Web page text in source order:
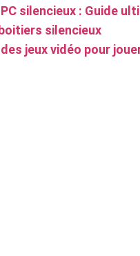
silencieux : Guide
silencieux
jeux vidéo pour